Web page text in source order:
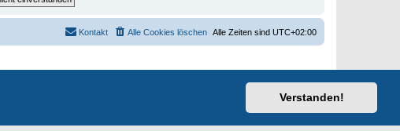
Verstanden!
Alle Zeiten sind UTC+02:00
Alle Cookies löschen
Kontakt